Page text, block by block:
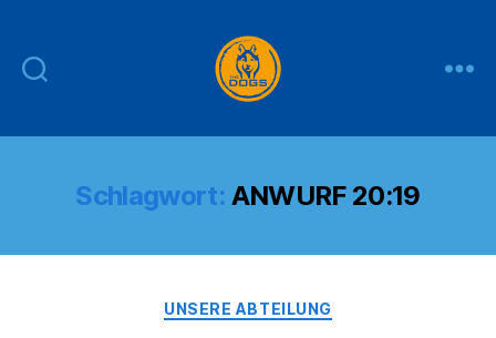
DOGS
Schlagwort: ANWURF 20:19
Kategorien
UNSERE ABTEILUNG